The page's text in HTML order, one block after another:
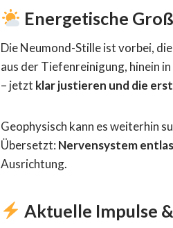
Energetische
Die Neumond-Stille ist vorbei,
aus der Tiefenreinigung, hinein in
– jetzt klar justieren und die
Geophysisch kann es weiterhin
Übersetzt: Nervensystem
Ausrichtung.
Aktuelle Impulse